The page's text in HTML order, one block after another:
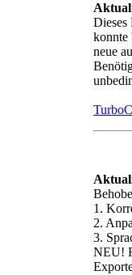
Dieses
konnte
neue
1.
2.
3.
NEU!